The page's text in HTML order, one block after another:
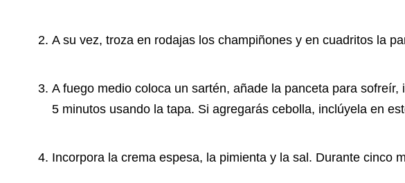
A su vez, troza en rodajas los champiñones y en cuadritos la
A fuego medio coloca un sartén, añade la panceta para
5 minutos usando la tapa. Si agregarás cebolla, inclúyela en
Incorpora la crema espesa, la pimienta y la sal. Durante cinco